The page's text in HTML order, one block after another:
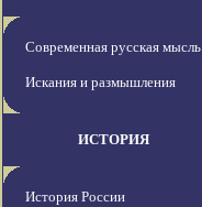
Современная русская мысль
Искания и размышления
ИСТОРИЯ
История России